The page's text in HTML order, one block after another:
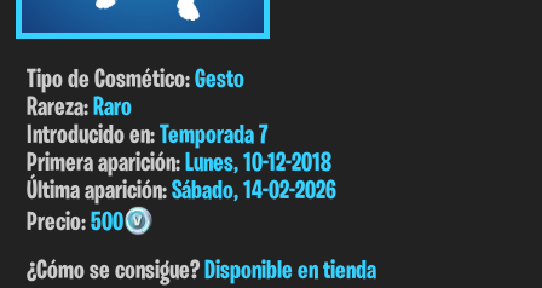
Tipo de Cosmético:Gesto
Rareza:Raro
Introducido en:Temporada 7
Primera aparición:Lunes, 10-12-2018
Última aparición:Sábado, 14-02-2026
Precio:500
¿Cómo se consigue?Disponible en tienda